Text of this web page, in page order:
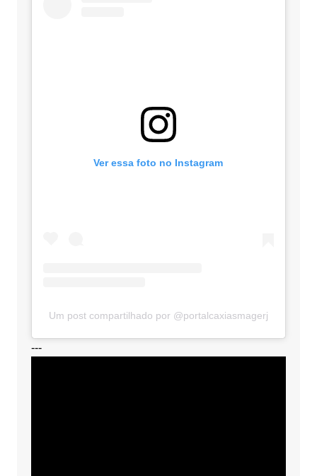
Ver essa foto no Instagram
Um post compartilhado por @portalcaxiasmagerj
---